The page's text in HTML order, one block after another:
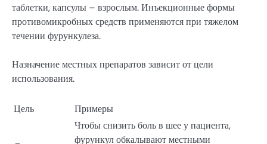
таблетки, капсулы – взрослым. Инъекционные формы
противомикробных средств применяются при тяжелом
течении фурункулеза.
Назначение местных препаратов зависит от цели
использования.
Цель Примеры
Чтобы снизить боль в шее у пациента,
фурункул обкалывают местными